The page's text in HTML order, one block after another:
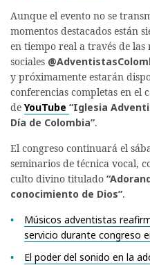
Aunque el evento no se
momentos destacados están
en tiempo real a través de las
sociales
y próximamente estarán
conferencias completas en el
de YouTube “Iglesia
Día de Colombia”.
El congreso continuará el
seminarios de técnica vocal,
culto divino titulado
conocimiento de Dios”.
Músicos adventistas
servicio durante congreso
El poder del sonido en la